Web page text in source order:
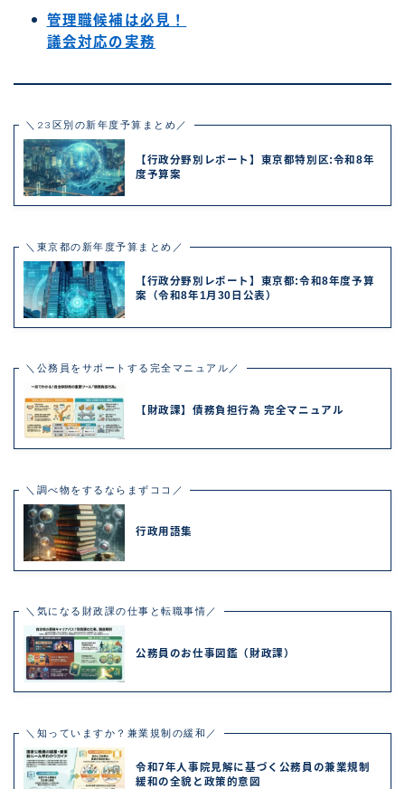
管理職候補は必見！
議会対応の実務
＼23区別の新年度予算まとめ／
【行政分野別レポート】東京都特別区:令和8年
度予算案
＼東京都の新年度予算まとめ／
【行政分野別レポート】東京都:令和8年度予算
案（令和8年1月30日公表）
＼公務員をサポートする完全マニュアル／
【財政課】債務負担行為 完全マニュアル
＼調べ物をするならまずココ／
行政用語集
＼気になる財政課の仕事と転職事情／
公務員のお仕事図鑑（財政課）
＼知っていますか？兼業規制の緩和／
令和7年人事院見解に基づく公務員の兼業規制
緩和の全貌と政策的意図